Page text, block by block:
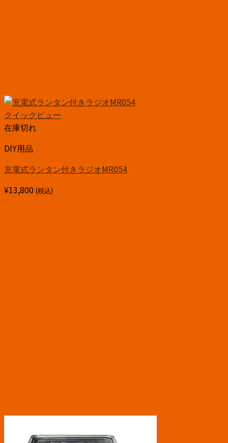
クイックビュー
在庫切れ
DIY用品
充電式ランタン付きラジオMR054
¥13,800 (税込)